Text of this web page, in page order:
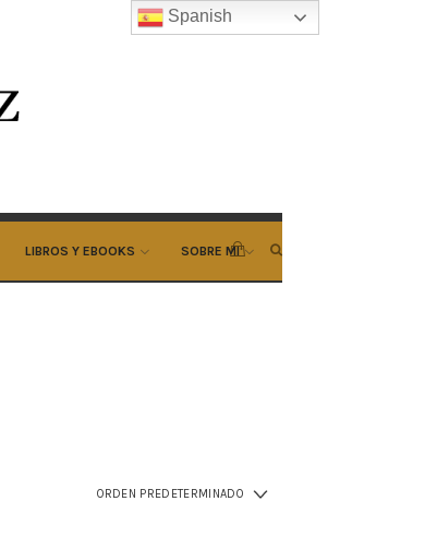
LIBROS Y EBOOKS SOBRE MI
Spanish